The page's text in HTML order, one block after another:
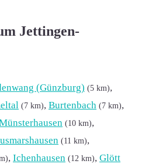
Jettingen-
(Günzburg) (5 km),
(7 km), Burtenbach (7 km),
(10 km),
(11 km),
, Ichenhausen (12 km), Glött